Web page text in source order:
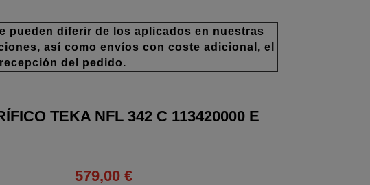
pueden diferir de los aplicados en nuestras
así como envíos con coste adicional, el
del pedido.
TEKA NFL 342 C 113420000 E
579,00 €